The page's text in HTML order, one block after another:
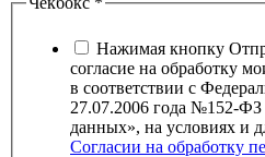
Нажимая кнопку
согласие на обработку
в соответствии с
27.07.2006 года №152-
данных», на условиях и
Согласии на обработку